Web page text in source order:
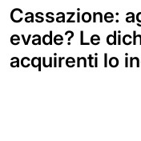
Cassazione:
evade? Le
acquirenti lo